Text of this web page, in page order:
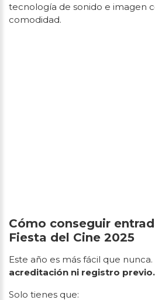
tecnología de sonido e imagen
comodidad.
Cómo conseguir
Fiesta del Cine 2025
Este año es más fácil que nunca.
acreditación ni registro previo.
Solo tienes que: